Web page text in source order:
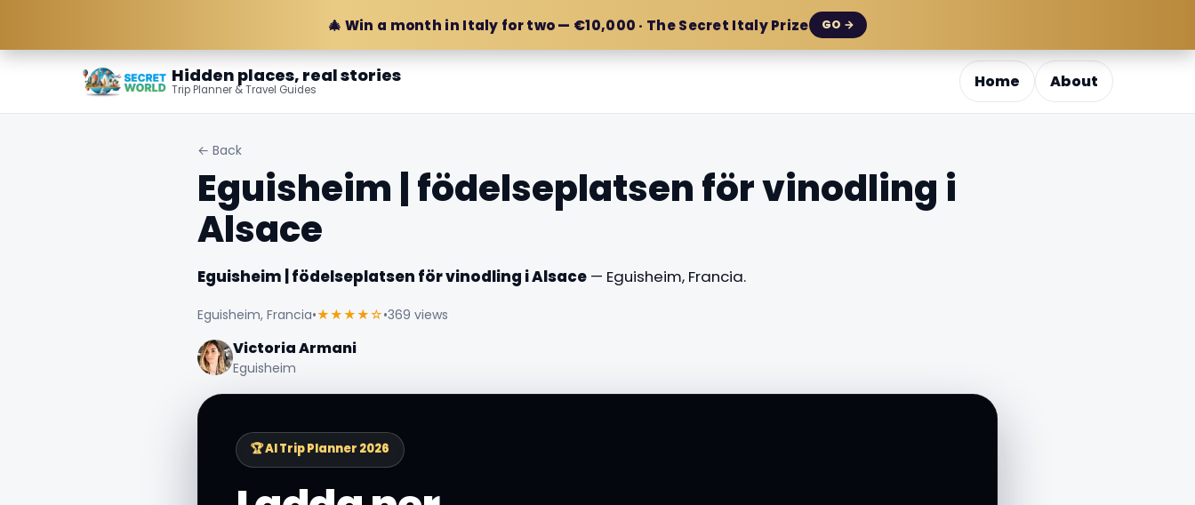
🎄 Win a month in Italy for two — €10,000 · The Secret Italy Prize GO →
Hidden places, real stories
Trip Planner & Travel Guides Home About
← Back
Eguisheim | födelseplatsen för vinodling i
Alsace
Eguisheim | födelseplatsen för vinodling i Alsace— Eguisheim, Francia.
Eguisheim, Francia•★★★★☆•369 views
Victoria Armani
Eguisheim
🏆 AI Trip Planner 2026